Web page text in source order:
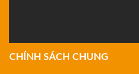
CHÍNH SÁCH CHUNG